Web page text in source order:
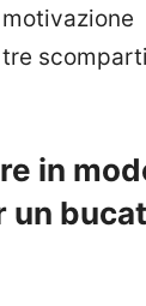
tre
in
un